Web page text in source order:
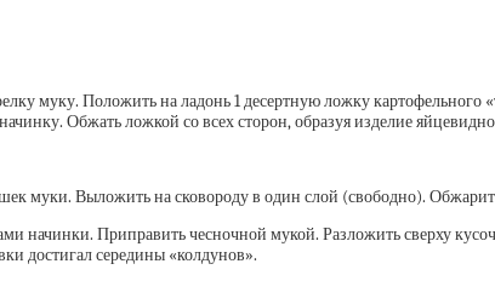
муку. Положить на ладонь 1 десертную ложку картофельного
Обжать ложкой со всех сторон, образуя изделие
муки. Выложить на сковороду в один слой (свободно).
начинки. Приправить чесночной мукой. Разложить сверху
достигал середины «колдунов».